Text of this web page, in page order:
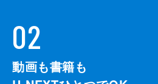
02
動画も書籍も